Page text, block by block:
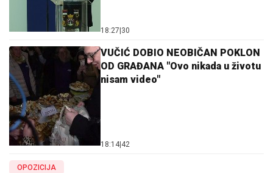
18:27 30
VUČIĆ DOBIO NEOBIČAN POKLON
OD GRAĐANA "Ovo nikada u životu
nisam video"
18:14 42
OPOZICIJA